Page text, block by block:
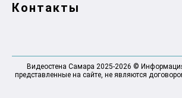
Контакты
Видеостена Самара 2025-2026 ©
представленные на сайте, не являются